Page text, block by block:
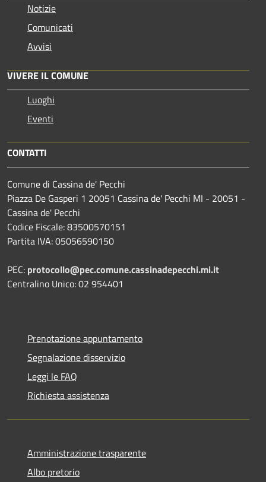
Notizie
Comunicati
Avvisi
VIVERE IL COMUNE
Luoghi
Eventi
CONTATTI
Comune di Cassina de' Pecchi
Piazza De Gasperi 1 20051 Cassina de' Pecchi MI - 20051 -
Cassina de' Pecchi
Codice Fiscale: 83500570151
Partita IVA: 05056590150
PEC: protocollo@pec.comune.cassinadepecchi.mi.it
Centralino Unico: 02 954401
Prenotazione appuntamento
Segnalazione disservizio
Leggi le FAQ
Richiesta assistenza
Amministrazione trasparente
Albo pretorio